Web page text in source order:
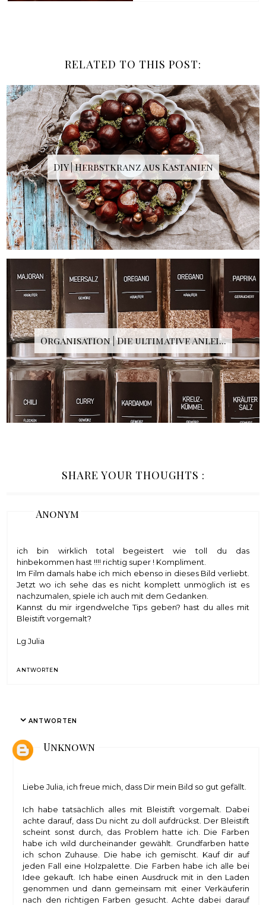
RELATED TO THIS POST:
DIY | Herbstkranz aus Kastanien
Organisation | Die ultimative Anlei...
SHARE YOUR THOUGHTS :
Anonym
ich bin wirklich total begeistert wie toll du das
hinbekommen hast !!!! richtig super ! Kompliment.
Im Film damals habe ich mich ebenso in dieses Bild verliebt.
Jetzt wo ich sehe das es nicht komplett unmöglich ist es
nachzumalen, spiele ich auch mit dem Gedanken.
Kannst du mir irgendwelche Tips geben? hast du alles mit
Bleistift vorgemalt?
Lg Julia
ANTWORTEN
ANTWORTEN
Unknown
Liebe Julia, ich freue mich, dass Dir mein Bild so gut gefällt.
Ich habe tatsächlich alles mit Bleistift vorgemalt. Dabei
achte darauf, dass Du nicht zu doll aufdrückst. Der Bleistift
scheint sonst durch, das Problem hatte ich. Die Farben
habe ich wild durcheinander gewählt. Grundfarben hatte
ich schon Zuhause. Die habe ich gemischt. Kauf dir auf
jeden Fall eine Holzpalette. Die Farben habe ich alle bei
Idee gekauft. Ich habe einen Ausdruck mit in den Laden
genommen und dann gemeinsam mit einer Verkäuferin
nach den richtigen Farben gesucht. Achte dabei darauf